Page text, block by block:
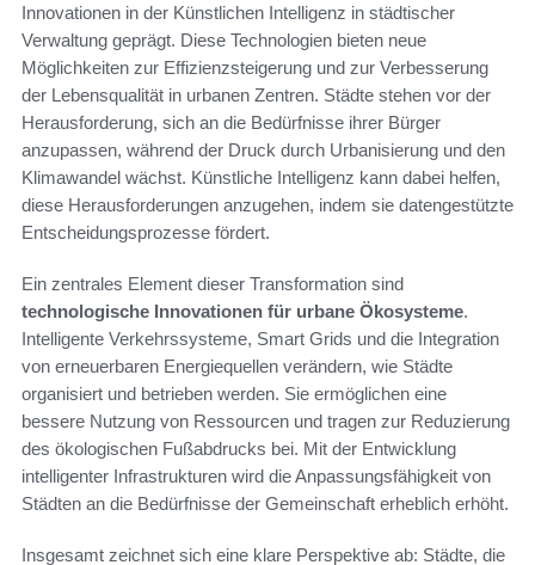
Innovationen in der Künstlichen Intelligenz in städtischer
Verwaltung geprägt. Diese Technologien bieten neue
Möglichkeiten zur Effizienzsteigerung und zur Verbesserung
der Lebensqualität in urbanen Zentren. Städte stehen vor der
Herausforderung, sich an die Bedürfnisse ihrer Bürger
anzupassen, während der Druck durch Urbanisierung und den
Klimawandel wächst. Künstliche Intelligenz kann dabei helfen,
diese Herausforderungen anzugehen, indem sie datengestützte
Entscheidungsprozesse fördert.
Ein zentrales Element dieser Transformation sind
technologische Innovationen für urbane Ökosysteme.
Intelligente Verkehrssysteme, Smart Grids und die Integration
von erneuerbaren Energiequellen verändern, wie Städte
organisiert und betrieben werden. Sie ermöglichen eine
bessere Nutzung von Ressourcen und tragen zur Reduzierung
des ökologischen Fußabdrucks bei. Mit der Entwicklung
intelligenter Infrastrukturen wird die Anpassungsfähigkeit von
Städten an die Bedürfnisse der Gemeinschaft erheblich erhöht.
Insgesamt zeichnet sich eine klare Perspektive ab: Städte, die